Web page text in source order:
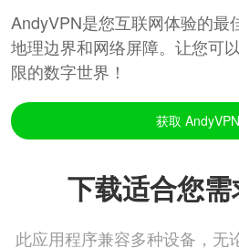
AndyVPN是您互联网体验的最
地理边界和网络屏障。让您可
限的数字世界！
获取 AndyVPN
下载适合您
此应用程序兼容多种设备，无